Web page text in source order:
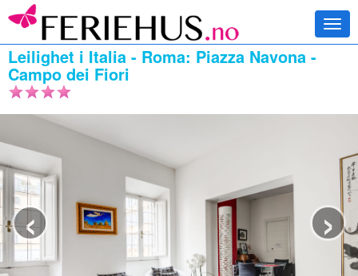
Leilighet i Italia - Roma: Piazza Navona -
Campo dei Fiori
‹ ›